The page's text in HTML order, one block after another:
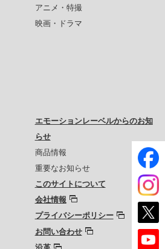
アニメ・特撮
映画・ドラマ
エモーションレーベルからのお知
らせ
商品情報
重要なお知らせ
このサイトについて
会社情報
プライバシーポリシー
お問い合わせ